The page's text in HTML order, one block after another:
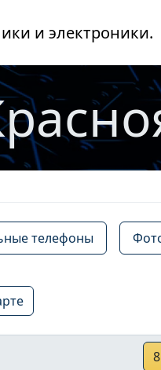
и электроники.
телефоны